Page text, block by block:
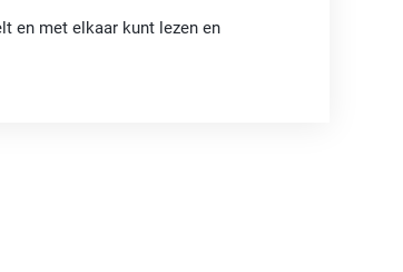
en met elkaar kunt lezen en